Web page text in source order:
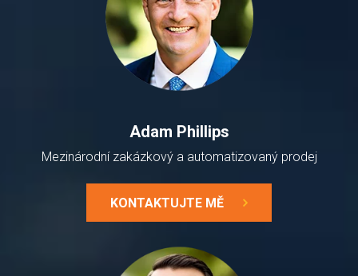
Adam Phillips
Mezinárodní zakázkový a automatizovaný prodej
KONTAKTUJTE MĚ